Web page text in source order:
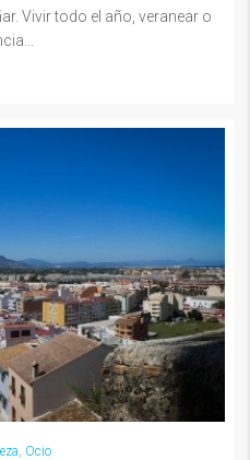
Vivir todo el año, veranear o
, Ocio